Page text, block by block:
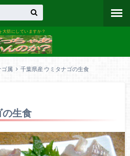
大切にしていますか？
ゴ属 千葉県産 ウミタナゴの生食
の生食